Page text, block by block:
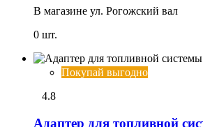
В магазине ул. Рогожский вал
0 шт.
Покупай выгодно
4.8
Адаптер для топливной